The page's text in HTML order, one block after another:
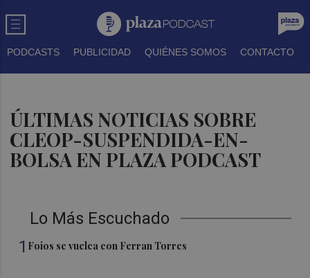
PODCASTS PUBLICIDAD QUIÉNES SOMOS CONTACTO
ÚLTIMAS NOTICIAS SOBRE
CLEOP-SUSPENDIDA-EN-
BOLSA EN PLAZA PODCAST
Lo Más Escuchado
1 Foios se vuelca con Ferran Torres